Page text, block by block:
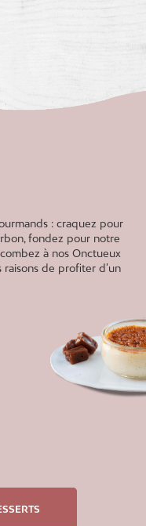
: craquez pour
fondez pour notre
à nos Onctueux
raisons de profiter d'un